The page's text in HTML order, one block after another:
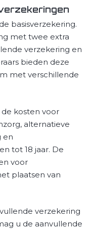
basisverzekering.
met twee extra
verzekering en
bieden deze
met verschillende
kosten voor
alternatieve
en
tot 18 jaar. De
voor
plaatsen van
verzekering
u de aanvullende